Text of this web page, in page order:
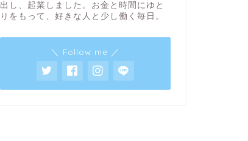
出し、起業しました。お金と時間にゆと
りをもって、好きな人と少し働く毎日。
＼ Follow me ／